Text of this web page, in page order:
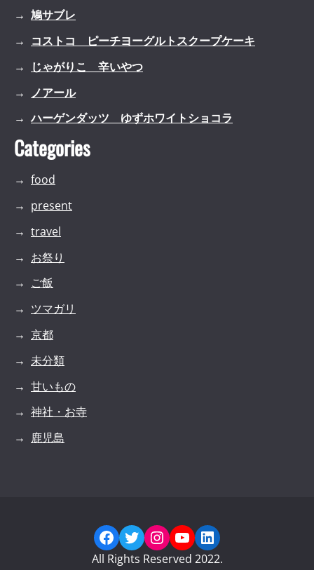
鳩サブレ
コストコ ピーチヨーグルトスクープケーキ
じゃがりこ 辛いやつ
ノアール
ハーゲンダッツ ゆずホワイトショコラ
Categories
food
present
travel
お祭り
ご飯
ツマガリ
京都
未分類
甘いもの
神社・お寺
鹿児島
Facebook
Twitter
Instagram
YouTube
LinkedIn
All Rights Reserved 2022.